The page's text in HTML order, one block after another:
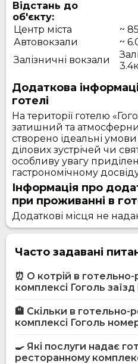
Відстань до
об'єкту:
Центр міста
~
Автовокзали
~
Залізничні вокзали
Додаткова
готелі
На території готелю
затишний та
створено ідеальні
ділових зустрічей чи
особливу увагу
гастрономічному
Інформація про
при проживанні в
Додаткові місця не
Часто задавані
⏰ О котрій в
комплексі Гоголь заїзд
Більше інформації про
🏨 Скільки в готельно-
комплексі Гоголь
🍳 Які послуги надає
ресторанному